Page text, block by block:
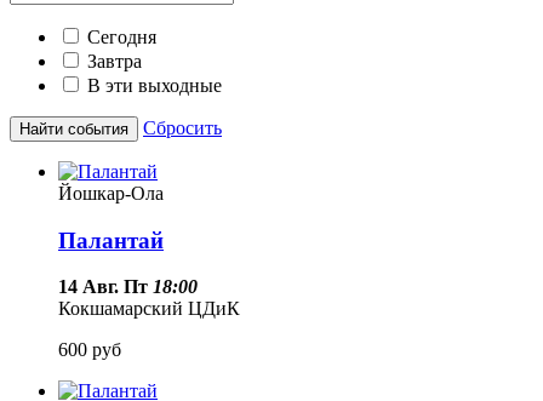
Сегодня
Завтра
В эти выходные
Найти события Сбросить
Йошкар-Ола
Палантай
14 Авг. Пт 18:00
Кокшамарский ЦДиК
600 руб